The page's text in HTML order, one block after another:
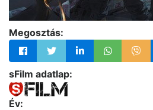
Megosztás:
sFilm adatlap:
Év: